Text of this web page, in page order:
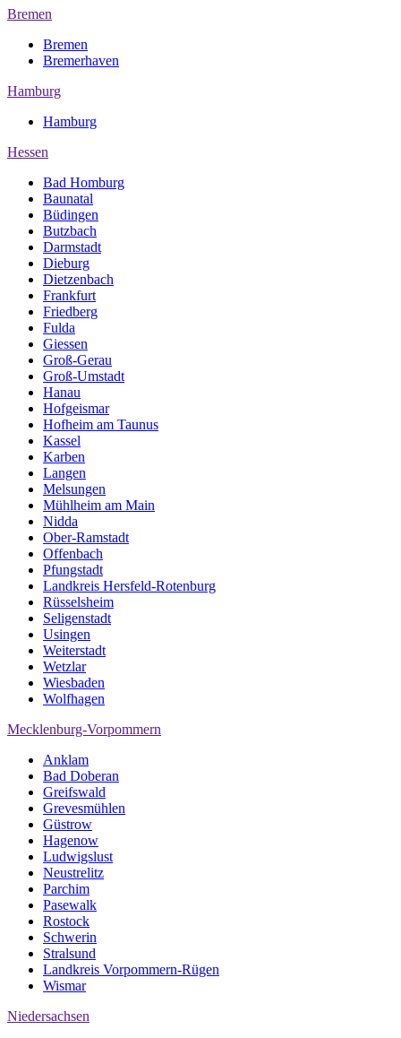
Bremen
Bremen
Bremerhaven
Hamburg
Hamburg
Hessen
Bad Homburg
Baunatal
Büdingen
Butzbach
Darmstadt
Dieburg
Dietzenbach
Frankfurt
Friedberg
Fulda
Giessen
Groß-Gerau
Groß-Umstadt
Hanau
Hofgeismar
Hofheim am Taunus
Kassel
Karben
Langen
Melsungen
Mühlheim am Main
Nidda
Ober-Ramstadt
Offenbach
Pfungstadt
Landkreis Hersfeld-Rotenburg
Rüsselsheim
Seligenstadt
Usingen
Weiterstadt
Wetzlar
Wiesbaden
Wolfhagen
Mecklenburg-Vorpommern
Anklam
Bad Doberan
Greifswald
Grevesmühlen
Güstrow
Hagenow
Ludwigslust
Neustrelitz
Parchim
Pasewalk
Rostock
Schwerin
Stralsund
Landkreis Vorpommern-Rügen
Wismar
Niedersachsen